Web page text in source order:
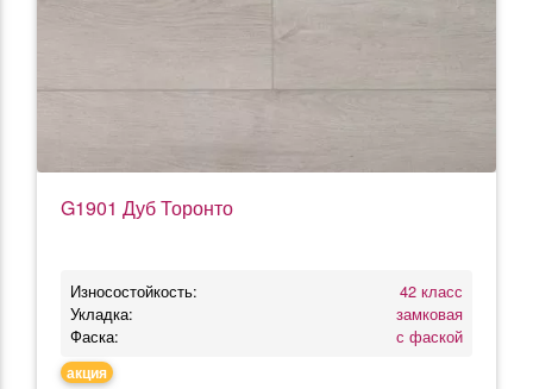
G1901 Дуб Торонто
Износостойкость:
42 класс
Укладка:
замковая
Фаска:
с фаской
акция